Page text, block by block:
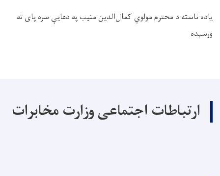
یاده ناسته د محترم مولوي کمال‌الدین منیب په دعایې سره پای ته
ورسېده
ارتباطات اجتماعی وزارت مخابرات